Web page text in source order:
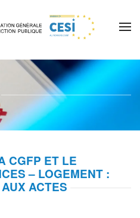
CGFP ET LE
– LOGEMENT :
ACTES